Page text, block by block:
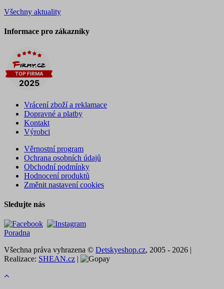
Všechny aktuality
Informace pro zákazníky
Vrácení zboží a reklamace
Dopravné a platby
Kontakt
Výrobci
Věrnostní program
Ochrana osobních údajů
Obchodní podmínky
Hodnocení produktů
Změnit nastavení cookies
Sledujte nás
Poradna
Všechna práva vyhrazena © Detskyeshop.cz, 2005 - 2026 |
Realizace: SHEAN.cz |